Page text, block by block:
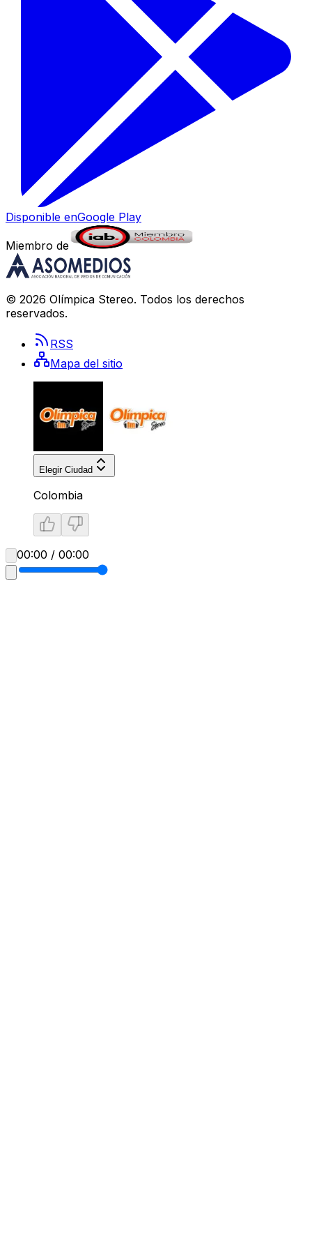
Disponible enGoogle Play
Miembro de
© 2026 Olímpica Stereo. Todos los derechos
reservados.
RSS
Mapa del sitio
Elegir Ciudad
Colombia
00:00 / 00:00